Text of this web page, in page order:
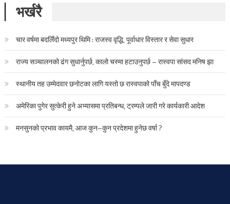
भर्खरै
चार वर्षमा बदलिँदो मध्यपुर थिमि : राजस्व वृद्धि, पूर्वाधार विस्तार र सेवा सुधार
राज्य सञ्चालनको ढंग सुधार्नुपर्छ, कालो चस्मा हटाउनुपर्छ – रास्वपा सांसद मनिष झा
स्थानीय तह उम्मेदवार छनोटका लागि यस्तो छ रास्वपाको पाँच बुँदे मापदण्ड
अमेरिका पुगेर सुत्केरी हुने अभ्यासमा प्रतिबन्ध, ट्रम्पले जारी गरे कार्यकारी आदेश
मनसुनको प्रभाव कायमै, आज कुन–कुन प्रदेशमा हुनेछ वर्षा ?